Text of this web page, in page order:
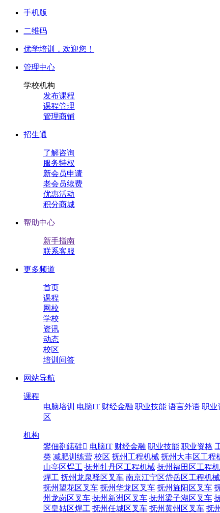
手机版
二维码
优学培训， 欢迎您！
管理中心
学校机构
发布课程
课程管理
管理商铺
招生通
了解咨询
服务特权
新会员申请
老会员续费
优惠活动
积分商城
帮助中心
新手指南
联系客服
更多频道
首页
课程
网校
学校
资讯
动态
校区
培训问答
网站导航
课程
电脑培训 电脑IT 财经金融 职业技能 语言外语 职业
区
机构
鐢佃剳鍩硅 电脑IT 财经金融 职业技能 职业资格
类 减肥训练营 校区 抚州工程机械 抚州大丰区工程
山亭区焊工 抚州牡丹区工程机械 抚州福田区工程
焊工 抚州龙泉驿区叉车 南京江宁区岱岳区工程机械
抚州望花区叉车 抚州华龙区叉车 抚州旌阳区叉车
州龙岗区叉车 抚州新洲区叉车 抚州梁子湖区叉车
区皇姑区焊工 抚州任城区叉车 抚州黄州区叉车 抚